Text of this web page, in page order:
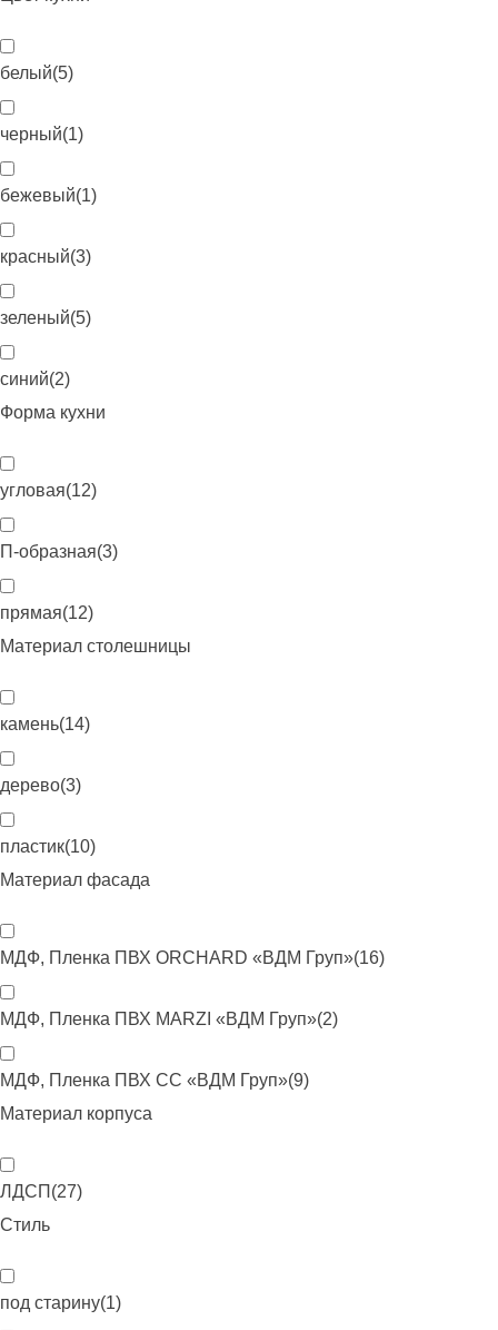
белый(5)
черный(1)
бежевый(1)
красный(3)
зеленый(5)
синий(2)
Форма кухни
угловая(12)
П-образная(3)
прямая(12)
Материал столешницы
камень(14)
дерево(3)
пластик(10)
Материал фасада
МДФ, Пленка ПВХ ORCHARD «ВДМ Груп»(16)
МДФ, Пленка ПВХ MARZI «ВДМ Груп»(2)
МДФ, Пленка ПВХ CC «ВДМ Груп»(9)
Материал корпуса
ЛДСП (27)
Стиль
под старину(1)